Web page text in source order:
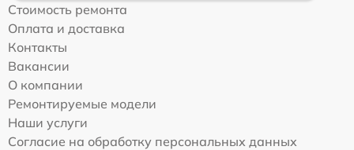
Стоимость ремонта
Оплата и доставка
Контакты
Вакансии
О компании
Ремонтируемые модели
Наши услуги
Согласие на обработку персональных данных